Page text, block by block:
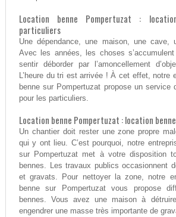
Location benne Pompertuzat :
particuliers
Une dépendance, une maison, une cave,
Avec les années, les choses
sentir déborder par l’amoncellement
L’heure du tri est arrivée ! À cet effet, notre
benne sur Pompertuzat propose un service
pour les particuliers.
Location benne Pompertuzat : location
Un chantier doit rester une zone propre
qui y ont lieu. C’est pourquoi, notre
sur Pompertuzat met à votre disposition
bennes. Les travaux publics occasionnent
et gravats. Pour nettoyer la zone, notre
benne sur Pompertuzat vous propose
bennes. Vous avez une maison à
engendrer une masse très importante de